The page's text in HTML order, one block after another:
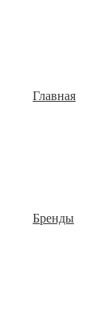
Главная
Бренды